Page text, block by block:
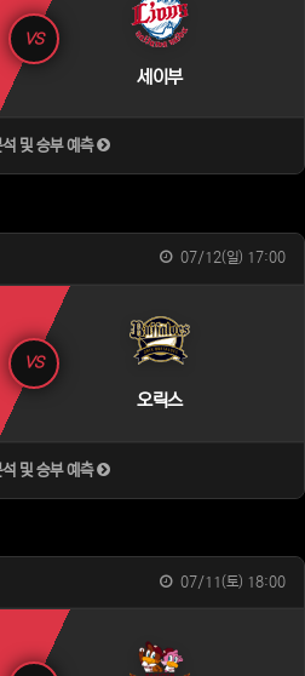
VS
세이부
석 및 승부 예측
07/12(일) 17:00
VS
오릭스
석 및 승부 예측
07/11(토) 18:00